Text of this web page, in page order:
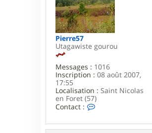
s
e
n
Pierre57
Utagawiste gourou
Messages : 1016
Inscription : 08 août 2007,
17:55
Localisation : Saint Nicolas
en Foret (57)
Contact :
t